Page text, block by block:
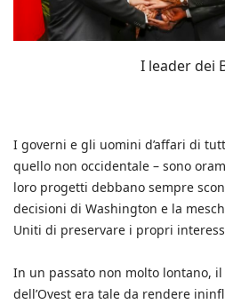
I leader dei
I governi e gli uomini d’affari di
quello non occidentale – sono
loro progetti debbano sempre
decisioni di Washington e la
Uniti di preservare i propri
In un passato non molto lontano,
dell’Ovest era tale da rendere